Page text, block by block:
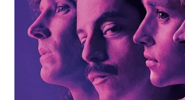
WN
PRIANGAN
TIMUR
WN
SEMARANG